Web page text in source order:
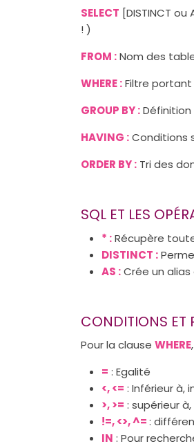
SELECT [DISTINCT ou
! )
FROM :Nom des
WHERE :Filtre
GROUP BY :Définition
HAVING :Conditions
ORDER BY : Tri des
SQL ET LES
* :Récupère
DISTINCT :
AS :Crée un
CONDITIONS ET
Pour la clause WHERE
= : Egalité
<, <= : Inférieur à,
>, >= : supérieur
!=, <>, ^=:
IN : Pour